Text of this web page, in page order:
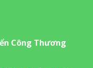
Công Thương